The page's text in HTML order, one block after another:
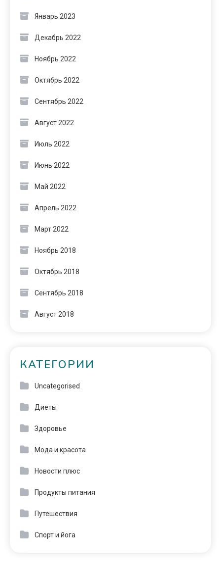
Январь 2023
Декабрь 2022
Ноябрь 2022
Октябрь 2022
Сентябрь 2022
Август 2022
Июль 2022
Июнь 2022
Май 2022
Апрель 2022
Март 2022
Ноябрь 2018
Октябрь 2018
Сентябрь 2018
Август 2018
КАТЕГОРИИ
Uncategorised
Диеты
Здоровье
Мода и красота
Новости плюс
Продукты питания
Путешествия
Спорт и йога